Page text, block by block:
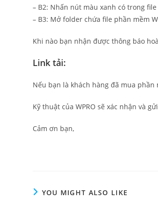
– B2: Nhấn nút màu xanh có trong file
– B3: Mở folder chứa file phần mềm
Khi nào bạn nhận được thông báo
Link tải:
Nếu bạn là khách hàng đã mua phần
Kỹ thuật của WPRO sẽ xác nhận và
Cảm ơn bạn,
YOU MIGHT ALSO LIKE